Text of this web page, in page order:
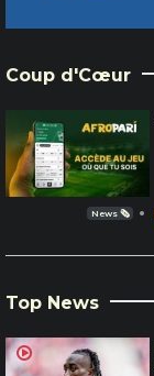
Coup d'Cœur
News 🗞️
Top News